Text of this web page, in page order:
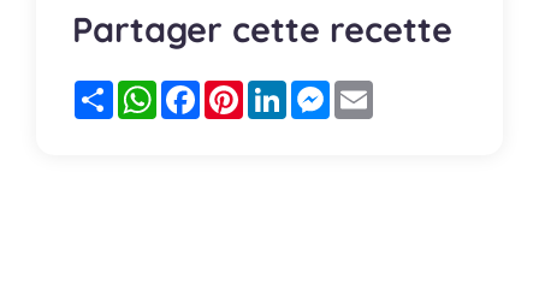
Partager cette recette
PartagerWhatsApp
FacebookPinterestLinkedInMessenger